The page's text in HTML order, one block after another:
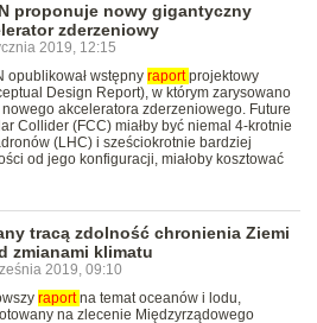
proponuje nowy gigantyczny
zderzeniowy
2019, 12:15
opublikował wstępny raportprojektowy
Design Report), w którym zarysowano
akceleratora zderzeniowego. Future
Collider (FCC) miałby być niemal 4-krotnie
(LHC) i sześciokrotnie bardziej
od jego konfiguracji, miałoby kosztować
tracą zdolność chronienia Ziemi
zmianami klimatu
2019, 09:10
raportna temat oceanów i lodu,
na zlecenie Międzyrządowego